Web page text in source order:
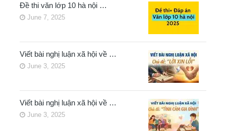
Đề thi văn lớp 10 hà nội …
June 7, 2025
Viết bài nghị luận xã hội về …
June 3, 2025
Viết bài nghị luận xã hội về …
June 3, 2025